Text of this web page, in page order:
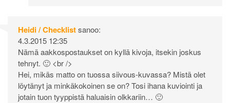
Heidi / Checklistsanoo:
4.3.2015 12:35
Nämä aakkospostaukset on kyllä kivoja, itsekin joskus
tehnyt. 🙂 <br />
Hei, mikäs matto on tuossa siivous-kuvassa? Mistä olet
löytänyt ja minkäkokoinen se on? Tosi ihana kuviointi ja
jotain tuon tyyppistä haluaisin olkkariin… 🙂